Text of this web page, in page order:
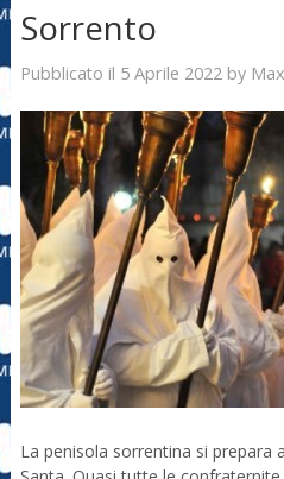
Sorrento
Pubblicato il 5 Aprile 2022by Max
La penisola sorrentina si prepara